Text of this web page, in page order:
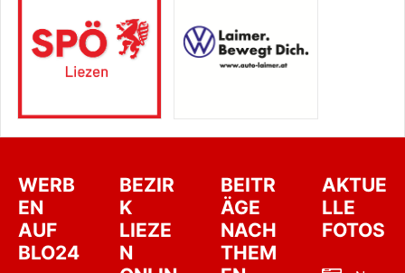
WERB
EN
AUF
BLO24
BEZIR
K
LIEZE
N
BEITR
ÄGE
NACH
THEM
AKTUE
LLE
FOTOS